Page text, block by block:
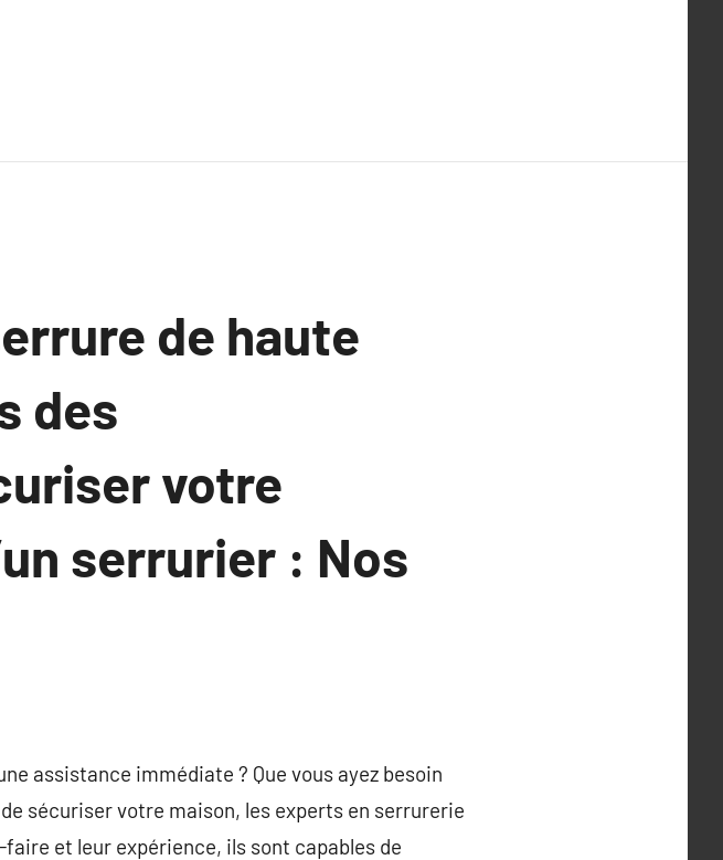
de haute
des
votre
serrurier : Nos
assistance immédiate ? Que vous ayez besoin
sécuriser votre maison, les experts en serrurerie
et leur expérience, ils sont capables de